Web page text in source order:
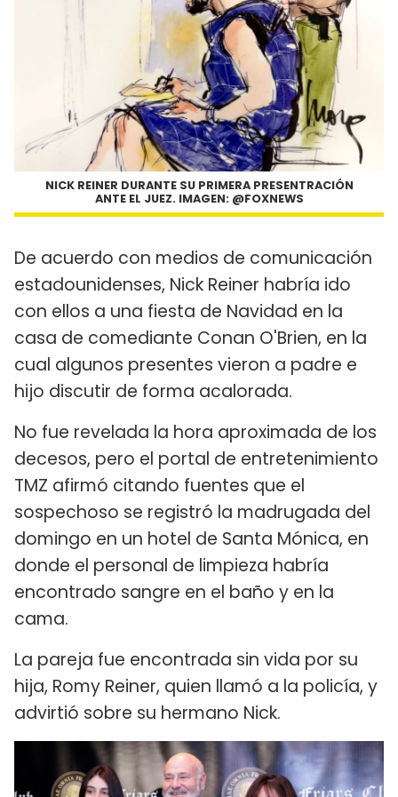
NICK REINER DURANTE SU PRIMERA PRESENTRACIÓN
ANTE EL JUEZ. IMAGEN: @FOXNEWS
De acuerdo con medios de comunicación
estadounidenses, Nick Reiner habría ido
con ellos a una fiesta de Navidad en la
casa de comediante Conan O'Brien, en la
cual algunos presentes vieron a padre e
hijo discutir de forma acalorada.
No fue revelada la hora aproximada de los
decesos, pero el portal de entretenimiento
TMZ afirmó citando fuentes que el
sospechoso se registró la madrugada del
domingo en un hotel de Santa Mónica, en
donde el personal de limpieza habría
encontrado sangre en el baño y en la
cama.
La pareja fue encontrada sin vida por su
hija, Romy Reiner, quien llamó a la policía, y
advirtió sobre su hermano Nick.